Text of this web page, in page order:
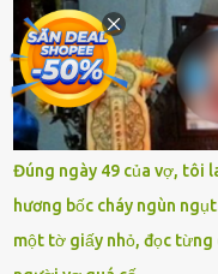
Trường THPT Chuyên
khoản Chu Vinh là của
của nhà trường. Nam sinh
vòng nguyệt quế cuộc thi
năm thứ 24. Quá trình
nhận thức được nội dung
ngày 1.9 là chưa phù hợp
xin lỗi trên trang Facebook
với cơ quan chức năng.
Đúng ngày 49 của vợ, tôi
hương bốc cháy ngùn
một tờ giấy nhỏ, đọc